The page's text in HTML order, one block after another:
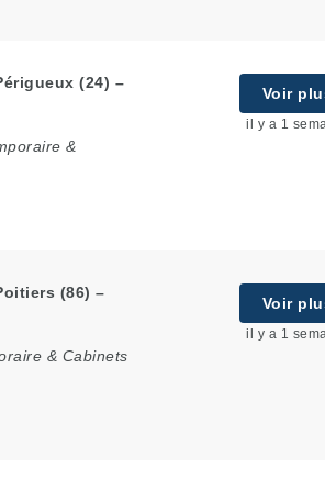
(24) –
&
Voir
il y a 1
(86) –
& Cabinets
Voir
il y a 1